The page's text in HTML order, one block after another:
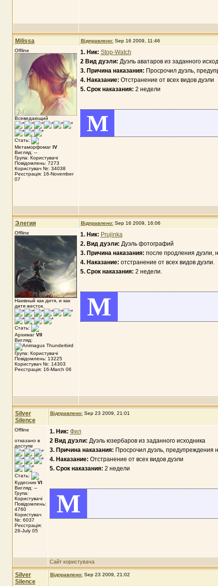
Milissa Відправлено: Sep 16 2009, 11:46
Offline
Всеведающий
Стать:
Метаморфомаг IV
Вигляд: --
Група: Користувачі
Повідомлень: 7273
Користувач №: 34038
Реєстрація: 16-November
07
1. Ник: Stop-Watch
2 Вид дуэли: Дуэль аватаров из заданного
3. Причина наказания: Просрочил дуэль,
4. Наказание: Отстранение от всех видов дуэли
5. Срок наказания: 2 недели
M
Элегия Відправлено: Sep 16 2009, 16:06
Offline
Наивный как дитя, и как
дитя жесток.
Стать:
Архимаг VII
Вигляд:
Група: Користувачі
Повідомлень: 13225
Користувач №: 14303
Реєстрація: 16-March 06
1. Ник: Prujinka
2. Вид дуэли: Дуэль фотографий
3. Причина наказания: после продления дуэли,
4. Наказание: отстранение от всех видов дуэли.
5. Срок наказания: 2 недели.
M
Silver
Silence
Відправлено: Sep 23 2009, 21:01
Offline
отказано в
доступе
Стать:
Кудесник VI
Вигляд: --
Група:
Користувачі
Повідомлень:
4760
Користувач
№: 6037
Реєстрація:
26-July 05
1. Ник: Фил
2 Вид дуэли: Дуэль юзербаров из заданного исходника
3. Причина наказания: Просрочил дуэль, предупреждения
4. Наказание: Отстранение от всех видов дуэли
5. Срок наказания: 2 недели
M
Сайт користувача
Silver
Silence
Відправлено: Sep 23 2009, 21:02